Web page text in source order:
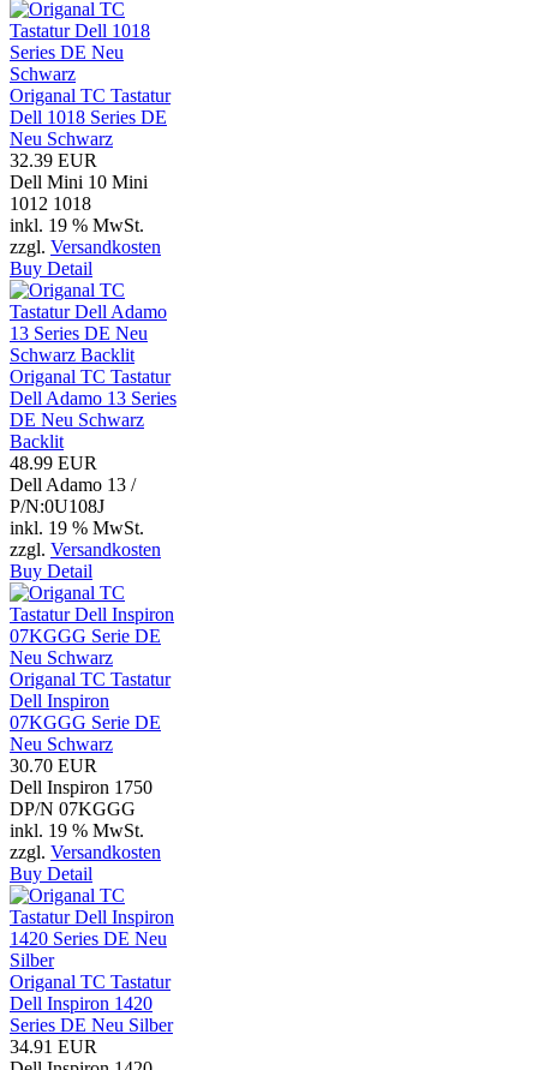
Origanal TC Tastatur
Dell 1018 Series DE
Neu Schwarz
32.39 EUR
Dell Mini 10 Mini
1012 1018
inkl. 19 % MwSt.
zzgl. Versandkosten
Buy Detail
Origanal TC Tastatur
Dell Adamo 13 Series
DE Neu Schwarz
Backlit
48.99 EUR
Dell Adamo 13 /
P/N:0U108J
inkl. 19 % MwSt.
zzgl. Versandkosten
Buy Detail
Origanal TC Tastatur
Dell Inspiron
07KGGG Serie DE
Neu Schwarz
30.70 EUR
Dell Inspiron 1750
DP/N 07KGGG
inkl. 19 % MwSt.
zzgl. Versandkosten
Buy Detail
Origanal TC Tastatur
Dell Inspiron 1420
Series DE Neu Silber
34.91 EUR